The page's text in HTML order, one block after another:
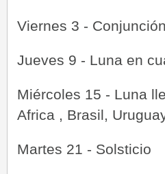
Viernes 3 -
Jueves 9 - Luna en
Miércoles 15 - Luna
Africa , Brasil,
Martes 21 - Solsticio